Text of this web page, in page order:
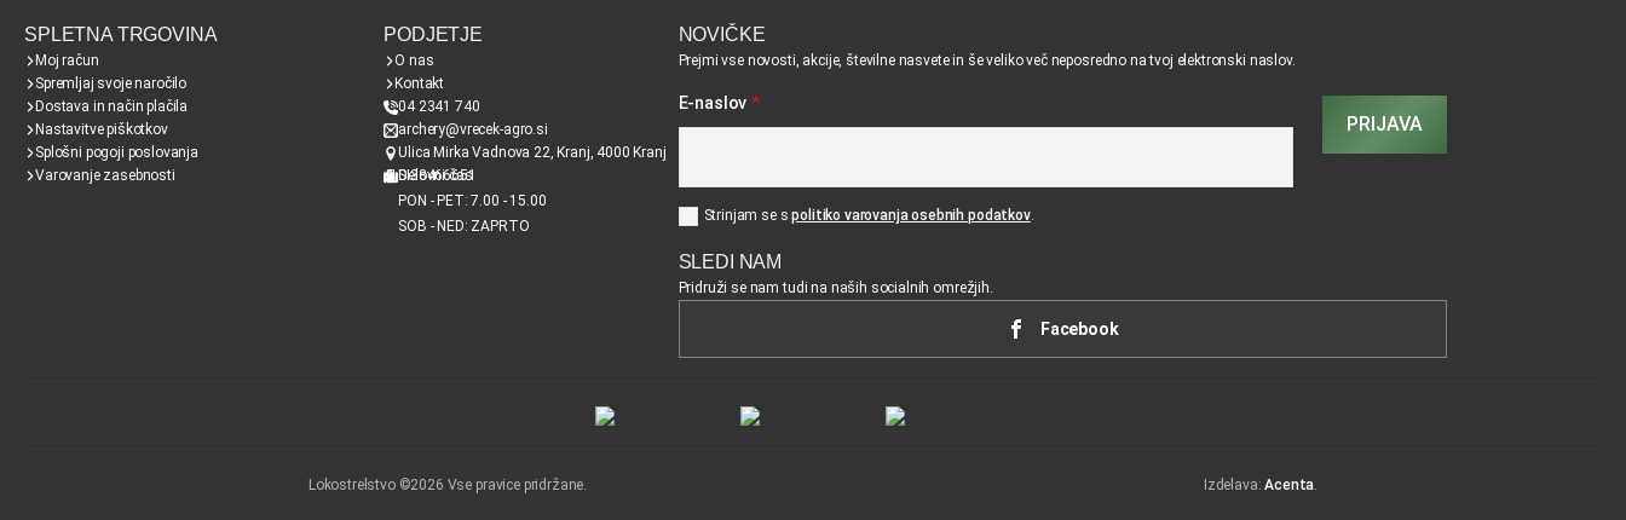
SPLETNA TRGOVINA
Moj račun
Spremljaj svoje naročilo
Dostava in način plačila
Nastavitve piškotkov
Splošni pogoji poslovanja
Varovanje zasebnosti
PODJETJE
O nas
Kontakt
04 2341 740
archery@vrecek-agro.si
Ulica Mirka Vadnova 22, Kranj, 4000 Kranj
SI38466651
Delovni čas
PON - PET: 7.00 - 15.00
SOB - NED: ZAPRTO
NOVIČKE
Prejmi vse novosti, akcije, številne nasvete in še veliko več neposredno na tvoj elektronski naslov.
E-naslov *
Strinjam se spolitiko varovanja osebnih podatkov.
PRIJAVA
SLEDI NAM
Pridruži se nam tudi na naših socialnih omrežjih.
Facebook
Lokostrelstvo ©2026 Vse pravice pridržane. Izdelava:Acenta.